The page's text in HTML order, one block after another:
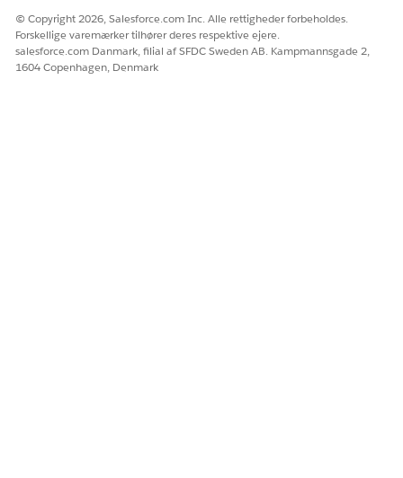
© Copyright 2026, Salesforce.com Inc. Alle rettigheder forbeholdes.
Forskellige varemærker tilhører deres respektive ejere.
salesforce.com Danmark, filial af SFDC Sweden AB. Kampmannsgade 2,
1604 Copenhagen, Denmark